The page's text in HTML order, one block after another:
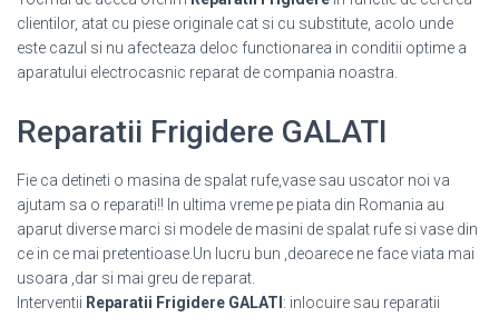
clientilor, atat cu piese originale cat si cu substitute, acolo unde
este cazul si nu afecteaza deloc functionarea in conditii optime a
aparatului electrocasnic reparat de compania noastra.
Reparatii Frigidere GALATI
Fie ca detineti o masina de spalat rufe,vase sau uscator noi va
ajutam sa o reparati!! In ultima vreme pe piata din Romania au
aparut diverse marci si modele de masini de spalat rufe si vase din
ce in ce mai pretentioase.Un lucru bun ,deoarece ne face viata mai
usoara ,dar si mai greu de reparat.
Interventii Reparatii Frigidere GALATI : inlocuire sau reparatii